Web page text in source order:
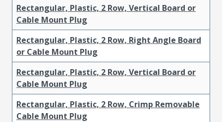
Rectangular, Plastic, 2 Row, Vertical Board or
Cable Mount Plug
Rectangular, Plastic, 2 Row, Right Angle Board
or Cable Mount Plug
Rectangular, Plastic, 2 Row, Vertical Board or
Cable Mount Plug
Rectangular, Plastic, 2 Row, Crimp Removable
Cable Mount Plug